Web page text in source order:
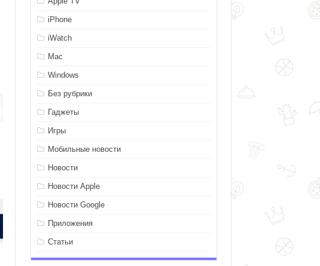
iPhone
iWatch
Mac
Windows
Без рубрики
Гаджеты
Игры
Мобильные новости
Новости
Новости Apple
Новости Google
Приложения
Статьи